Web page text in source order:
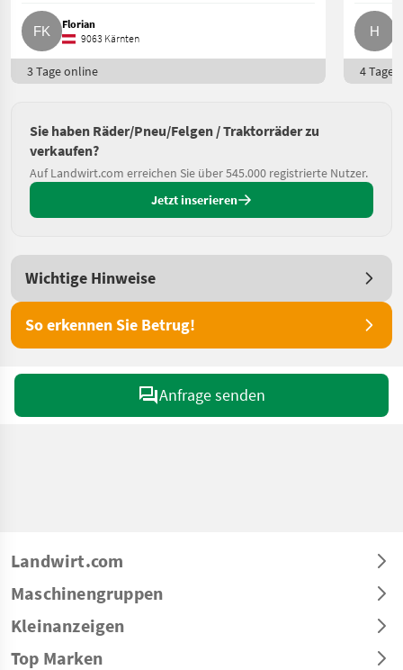
Florian
9063 Kärnten
3 Tage online 4 Tage
Sie haben Räder/Pneu/Felgen / Traktorräder zu
verkaufen?
Auf Landwirt.com erreichen Sie über 545.000 registrierte Nutzer.
Jetzt inserieren
Wichtige Hinweise
So erkennen Sie Betrug!
Anfrage senden
Landwirt.com
Maschinengruppen
Kleinanzeigen
Top Marken